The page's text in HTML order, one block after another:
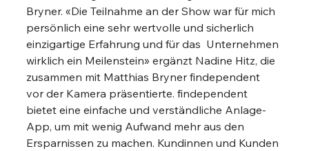
Bryner. «Die Teilnahme an der Show war für mich
persönlich eine sehr wertvolle und sicherlich
einzigartige Erfahrung und für das  Unternehmen
wirklich ein Meilenstein» ergänzt Nadine Hitz, die
zusammen mit Matthias Bryner findependent
vor der Kamera präsentierte. findependent
bietet eine einfache und verständliche Anlage-
App, um mit wenig Aufwand mehr aus den
Ersparnissen zu machen. Kundinnen und Kunden